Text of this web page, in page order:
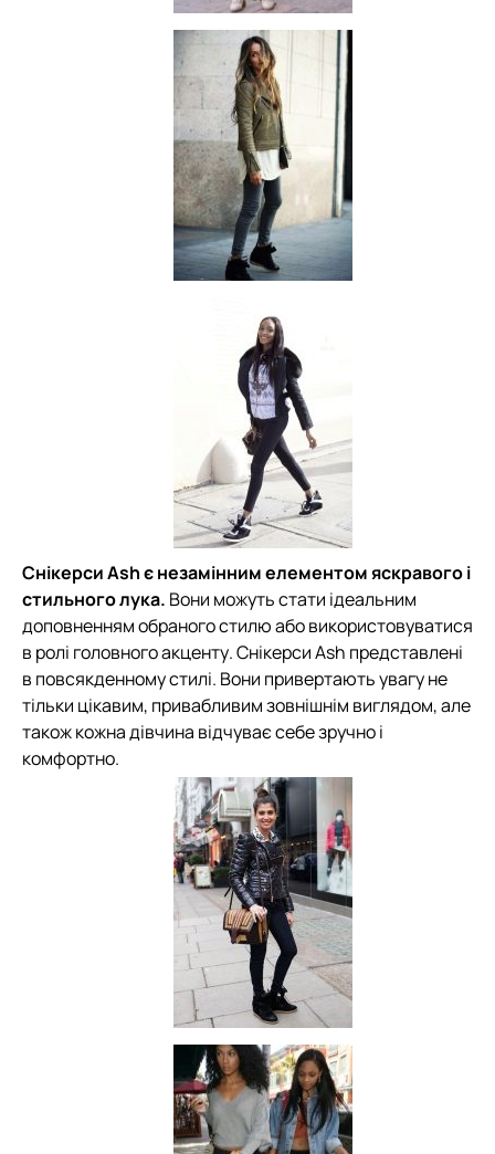
Снікерси Ash є незамінним елементом яскравого і
стильного лука. Вони можуть стати ідеальним
доповненням обраного стилю або використовуватися
в ролі головного акценту. Снікерси Ash представлені
в повсякденному стилі. Вони привертають увагу не
тільки цікавим, привабливим зовнішнім виглядом, але
також кожна дівчина відчуває себе зручно і
комфортно.